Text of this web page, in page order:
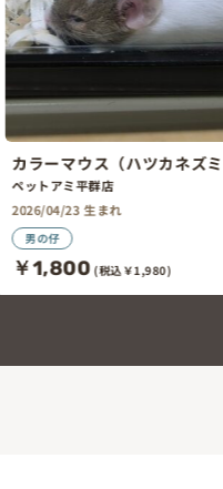
ペットアミ平群店
2026/01/01頃 生まれ
￥3,182 (税込￥3,500)